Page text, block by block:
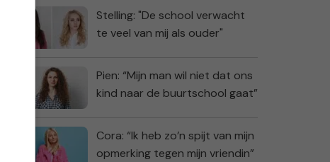
Stelling: "De school verwacht
te veel van mij als ouder"
Pien: “Mijn man wil niet dat ons
kind naar de buurtschool gaat”
Cora: “Ik heb zo’n spijt van mijn
opmerking tegen mijn vriendin”